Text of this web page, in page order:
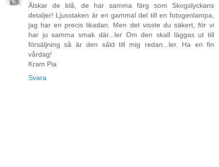
Älskar de blå, de har samma färg som Skogslyckans
detaljer! Ljusstaken är en gammal del till en fotogenlampa,
jag har en precis likadan. Men det visste du säkert, för vi
har ju samma smak där...ler Om den skall läggas ut till
försäljning så är den såld till mig redan...ler. Ha en fin
vårdag!
Kram Pia
Svara